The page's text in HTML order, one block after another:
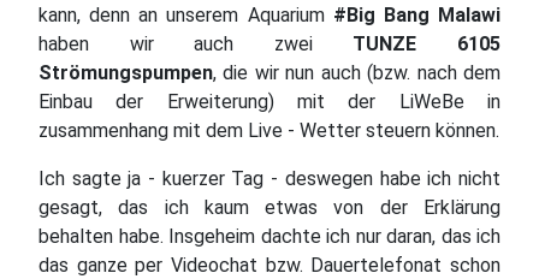
kann, denn an unserem Aquarium #Big Bang Malawi
haben wir auch zwei TUNZE 6105
Strömungspumpen, die wir nun auch (bzw. nach dem
Einbau der Erweiterung) mit der LiWeBe in
zusammenhang mit dem Live - Wetter steuern können.
Ich sagte ja - kuerzer Tag - deswegen habe ich nicht
gesagt, das ich kaum etwas von der Erklärung
behalten habe. Insgeheim dachte ich nur daran, das ich
das ganze per Videochat bzw. Dauertelefonat schon